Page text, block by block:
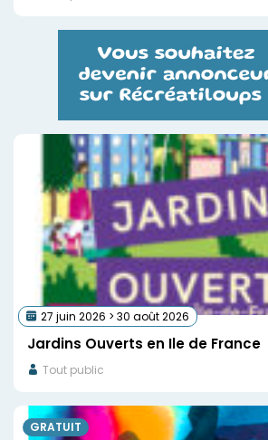
27 juin 2026 > 30 août 2026
Jardins Ouverts en Ile de France
Tout public
GRATUIT